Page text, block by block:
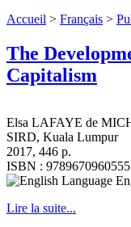
Accueil > Français >
The
Capitalism
Elsa LAFAYE de
SIRD, Kuala Lumpur
2017, 446 p.
ISBN : 9789670960555
Lire la suite...